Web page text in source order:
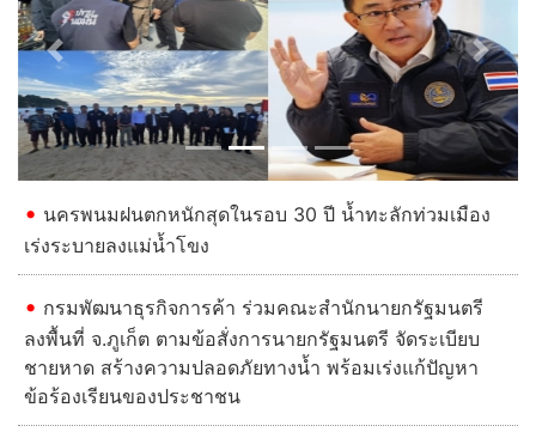
Previous Next
นครพนมฝนตกหนักสุดในรอบ 30 ปี น้ำทะลักท่วมเมือง
เร่งระบายลงแม่น้ำโขง
กรมพัฒนาธุรกิจการค้า ร่วมคณะสำนักนายกรัฐมนตรี
ลงพื้นที่ จ.ภูเก็ต ตามข้อสั่งการนายกรัฐมนตรี จัดระเบียบ
ชายหาด สร้างความปลอดภัยทางน้ำ พร้อมเร่งแก้ปัญหา
ข้อร้องเรียนของประชาชน